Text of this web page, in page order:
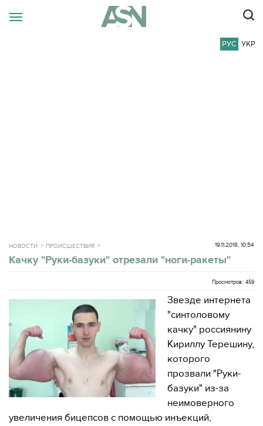
РУС УКР
НОВОСТИ ПРОИСШЕСТВИЯ 19.11.2018, 10:54
Качку "Руки-базуки" отрезали "ноги-ракеты"
Просмотров: 459
Звезде интернета
"синтоловому
качку" россиянину
Кириллу Терешину,
которого
прозвали "Руки-
базуки" из-за
неимоверного
увеличения бицепсов с помощью инъекций,